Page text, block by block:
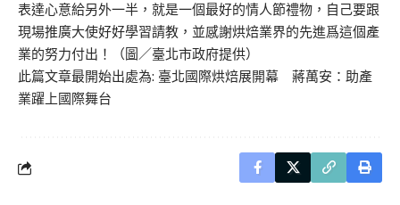
表達心意給另外一半，就是一個最好的情人節禮物，自己要跟
現場推廣大使好好學習請教，並感謝烘焙業界的先進爲這個產
業的努力付出！（圖／臺北市政府提供）
此篇文章最開始出處為: 臺北國際烘焙展開幕 蔣萬安：助產
業躍上國際舞台